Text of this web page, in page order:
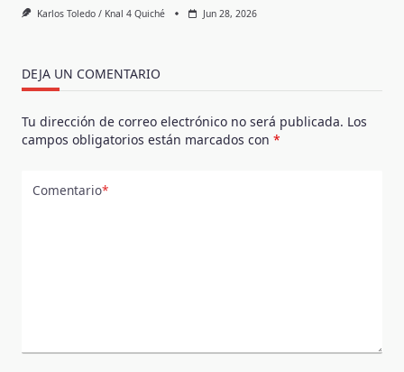
Karlos Toledo / Knal 4 Quiché Jun 28, 2026
DEJA UN COMENTARIO
Tu dirección de correo electrónico no será publicada. Los
campos obligatorios están marcados con *
Comentario*